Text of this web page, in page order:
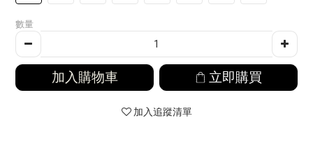
數量
加入購物車 立即購買
加入追蹤清單